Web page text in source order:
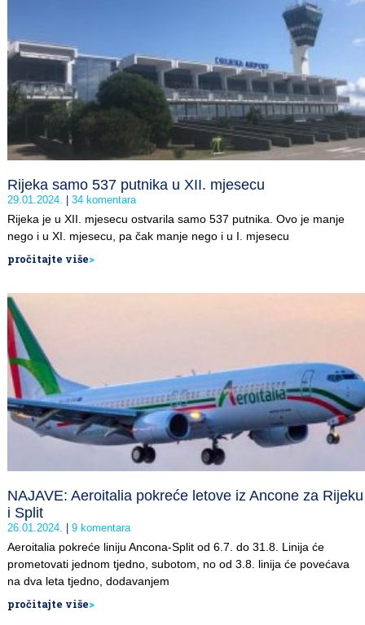
Rijeka samo 537 putnika u XII. mjesecu
29.01.2024. 34 komentara
Rijeka je u XII. mjesecu ostvarila samo 537 putnika. Ovo je manje
nego i u XI. mjesecu, pa čak manje nego i u I. mjesecu
pročitajte više>
NAJAVE: Aeroitalia pokreće letove iz Ancone za Rijeku
i Split
26.01.2024. 9 komentara
Aeroitalia pokreće liniju Ancona-Split od 6.7. do 31.8. Linija će
prometovati jednom tjedno, subotom, no od 3.8. linija će povećava
na dva leta tjedno, dodavanjem
pročitajte više>